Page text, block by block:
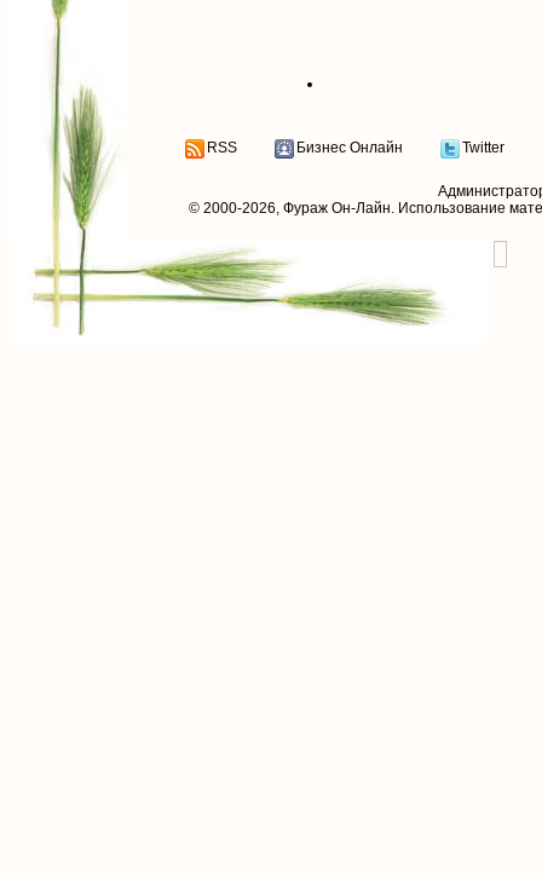
RSS Бизнес Онлайн Twitter
© 2000-2026, Фураж Он-Лайн. Использование